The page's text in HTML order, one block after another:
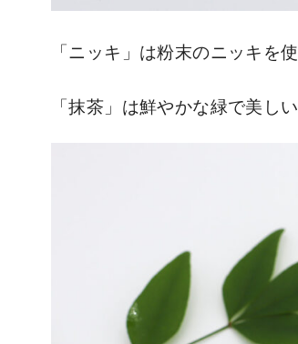
「ニッキ」は粉末のニッキを
「抹茶」は鮮やかな緑で美しい